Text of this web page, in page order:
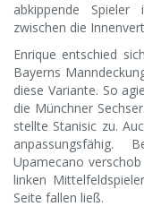
abkippende
zwischen die
Enrique entschied
Bayerns
diese Variante. So
die Münchner
stellte Stanisic zu.
anpassungsfähig.
Upamecano
linken
Seite fallen ließ.